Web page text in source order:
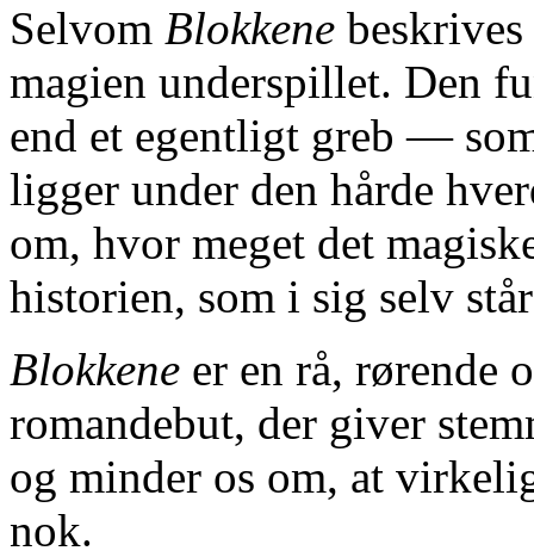
Selvom Blokkene
magien underspillet. Den
end et egentligt greb —
ligger under den hårde
om, hvor meget det
historien, som i sig selv
Blokkene er en rå, rørende
romandebut, der giver
og minder os om, at
nok.